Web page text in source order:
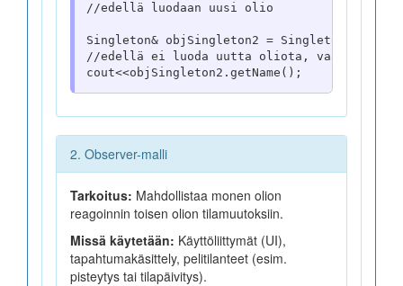
Yksikkötestaus
Clean Code
Jatko-opinnot
//edellä luodaan uusi olio
Singleton& objSingleton2 =
//edellä ei luoda uutta oliota, vaan
2. Observer-malli
Tarkoitus: Mahdollistaa monen olion
reagoinnin toisen olion tilamuutoksiin.
Missä käytetään: Käyttöliittymät (UI),
tapahtumakäsittely, pelitilanteet (esim.
pisteytys tai tilapäivitys).